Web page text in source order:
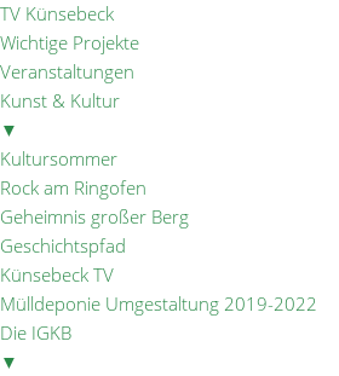
TV Künsebeck
Wichtige Projekte
Veranstaltungen
Kunst & Kultur
▼
Kultursommer
Rock am Ringofen
Geheimnis großer Berg
Geschichtspfad
Künsebeck TV
Mülldeponie Umgestaltung 2019-2022
Die IGKB
▼